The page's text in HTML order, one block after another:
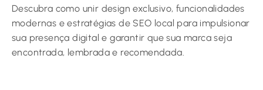
Descubra como unir design exclusivo, funcionalidades
modernas e estratégias de SEO local para impulsionar
sua presença digital e garantir que sua marca seja
encontrada, lembrada e recomendada.